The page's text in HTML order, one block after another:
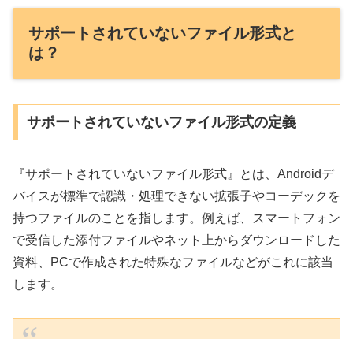
サポートされていないファイル形式と
は？
サポートされていないファイル形式の定義
『サポートされていないファイル形式』とは、Androidデ
バイスが標準で認識・処理できない拡張子やコーデックを
持つファイルのことを指します。例えば、スマートフォン
で受信した添付ファイルやネット上からダウンロードした
資料、PCで作成された特殊なファイルなどがこれに該当
します。